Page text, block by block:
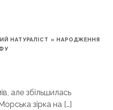
НАТУРАЛІСТ » НАРОДЖЕННЯ
але збільшилась
зірка на […]